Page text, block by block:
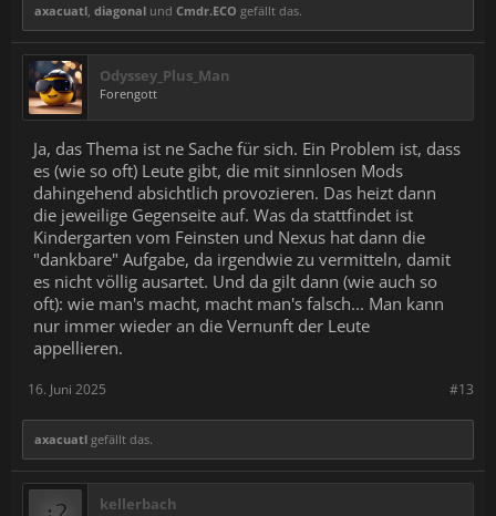
axacuatl diagonal und Cmdr.ECO gefällt das.
Odyssey_Plus_Man
Forengott
Ja, das Thema ist ne Sache für sich. Ein Problem ist, dass
es (wie so oft) Leute gibt, die mit sinnlosen Mods
dahingehend absichtlich provozieren. Das heizt dann
die jeweilige Gegenseite auf. Was da stattfindet ist
Kindergarten vom Feinsten und Nexus hat dann die
"dankbare" Aufgabe, da irgendwie zu vermitteln, damit
es nicht völlig ausartet. Und da gilt dann (wie auch so
oft): wie man's macht, macht man's falsch... Man kann
nur immer wieder an die Vernunft der Leute
appellieren.
#13
16. Juni 2025
axacuatl gefällt das.
kellerbach